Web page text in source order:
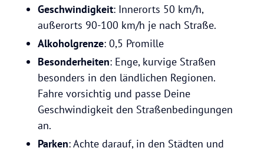
Geschwindigkeit: Innerorts 50 km/h,
außerorts 90-100 km/h je nach Straße.
Alkoholgrenze: 0,5 Promille
Besonderheiten: Enge, kurvige Straßen
besonders in den ländlichen Regionen.
Fahre vorsichtig und passe Deine
Geschwindigkeit den Straßenbedingungen
an.
Parken: Achte darauf, in den Städten und